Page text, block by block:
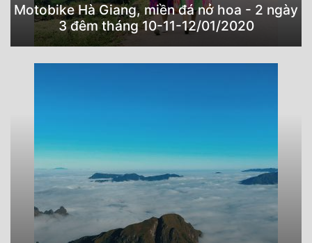
Motobike Hà Giang, miền đá nở hoa - 2 ngày
3 đêm tháng 10-11-12/01/2020